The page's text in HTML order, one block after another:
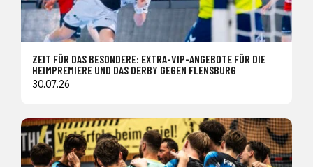
ZEIT FÜR DAS BESONDERE: EXTRA-VIP-ANGEBOTE FÜR DIE
HEIMPREMIERE UND DAS DERBY GEGEN FLENSBURG
30.07.26